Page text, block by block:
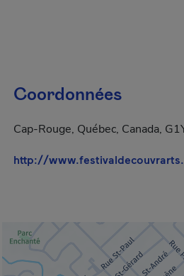
Coordonnées
Cap-Rouge, Québec, Canada,
http://